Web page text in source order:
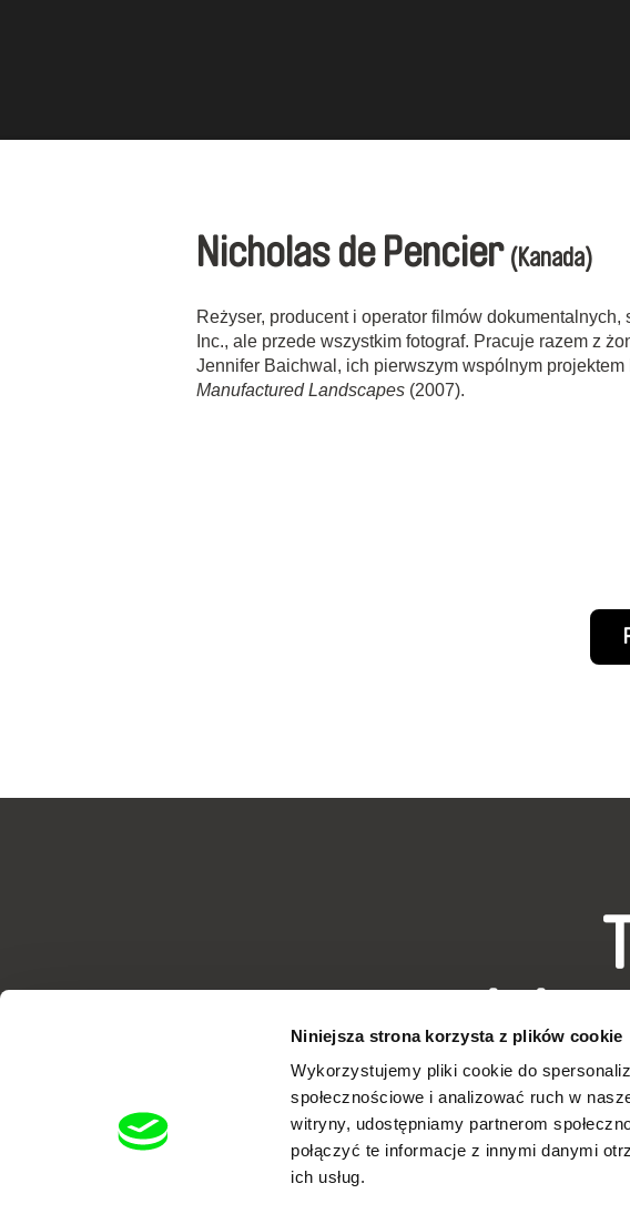
Niniejsza strona korzysta z plików cookie
Wykorzystujemy pliki cookie do
społecznościowe i analizować ruch w
witryny, udostępniamy partnerom
połączyć te informacje z innymi danymi
ich usług.
Nicholas de Pencier (Kanada)
Reżyser, producent i operator filmów dokumentalnych,
Inc., ale przede wszystkim fotograf. Pracuje razem z
Jennifer Baichwal, ich pierwszym wspólnym projektem
Manufactured Landscapes (2007).